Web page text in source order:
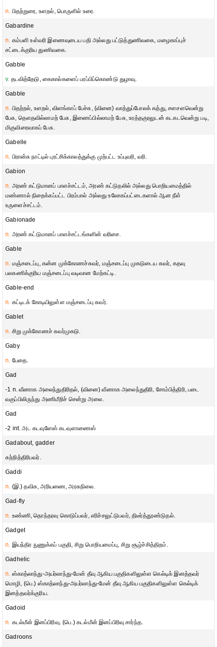
n. பிதற்றுரை, உளறல், பொருளில் உரை.
Gabardine
n. கம்பளி உள்வரி இணைவுடைய பதி அல்லது பட்டுத்துணிவகை, மழைகாப்புச்
சட்டைக்குரிய துணிவகை.
Gabble
v. தடவித்தேடு, கைகால்களைப் பரப்பிப்கொண்டு துழாவு.
Gabble
n. பிதற்றல், உளறல், விளங்காப் பேச்சு, (வினை) வாத்துப்போலக் கத்து, சளசளவென்று
பேசு, தௌதவில்லாமற் பேசு, இணைப்பில்லாமற் பேசு, உரத்தகுரலுடன் கடகடவென்று படி,
மிகுவிரைவாகப் பேசு.
Gabelle
n. பிரான்சு நாட்டில் புரட்சிக்காலத்துக்கு முற்பட்ட உப்புவரி, வரி.
Gabion
n. அரண் கட்டுமானப் பாளச்சட்டம், அரண் கட்டுதலில் அல்லது பொறியமைத்தில்
மண்ணால் நிறைக்கப்பட்ட பிரம்பால் அல்லது உலோகப்பட்டைகளால் ஆன நீள்
உருளைச்சட்டம்.
Gabionade
n. அரண் கட்டுமானப் பாளச்சட்டங்களின் வரிசை.
Gable
n. மஞ்சடைப்பு, கன்ன முக்கோணச்சுவர், மஞ்சடைப்பு முகடுடைய சுவர், கதவு
பலகணிக்குரிய மஞ்சடைப்பு வடிவான மேற்கட்டி.
Gable-end
n. கட்டிடக் கோடியிலுள்ள மஞ்சடைப்பு சுவர்.
Gablet
n. சிறு முக்கோணச் சுவர்முகடு.
Gaby
n. பேதை.
Gad
-1 n. வீணாக அலைந்துதிரிதல், (வினை) வீணாக அலைந்துதிரி, சோம்பித்திரி, படை
வகுப்பிலிருந்து அணிமீறிச் சென்று அலை.
Gad
-2 int. அட கடவுளேஸ் கடவுளாணைஸ்
Gadabout, gadder
சுற்றித்திரிபவர்.
Gaddi
n. (இ.) தவிசு, அரியணை, அரசுநிலை.
Gad-fly
n. உண்ணி, தொந்தரவு கொடுப்பவர், எரிச்சலுட்டுபவர், திடீர்த்தூண்டுதல்.
Gadget
n. இயந்திர நுணுக்கப் பகுதி, சிறு பொறியமைப்பு, சிறு சூழ்ச்சித்திறம்.
Gadhelic
n. ஸ்காத்லாந்து-அயர்லாந்து-மேன் தீவு ஆகிய பகுதிகளிலுள்ள கெல்டிக் இனத்தவர்
மொழி, (பெ.) ஸ்காத்லாந்து-அயர்லாந்து-மேன் தீவு ஆகிய பகுதிகளிலுள்ள கெல்டிக்
இனத்தவர்க்குரிய.
Gadoid
n. கடல்மீன் இனப்பிரிவு. (பெ.) கடல்மீன் இனப்பிரிவு சார்ந்த.
Gadroons